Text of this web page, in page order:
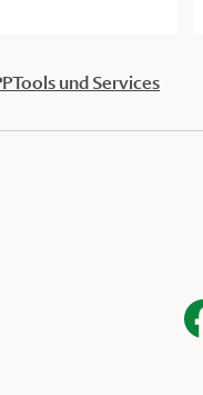
Tools und Services